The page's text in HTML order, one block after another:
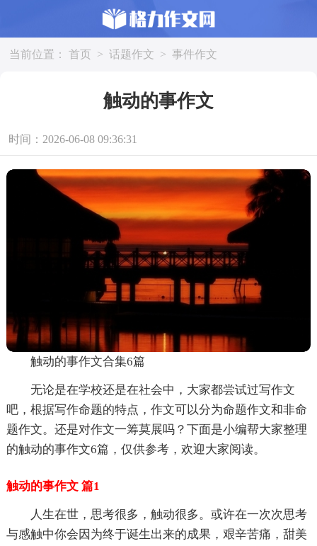
当前位置： 首页 > 话题作文 > 事件作文
触动的事作文
时间：2026-06-08 09:36:31
触动的事作文合集6篇
无论是在学校还是在社会中，大家都尝试过写作文
吧，根据写作命题的特点，作文可以分为命题作文和非命
题作文。还是对作文一筹莫展吗？下面是小编帮大家整理
的触动的事作文6篇，仅供参考，欢迎大家阅读。
触动的事作文 篇1
人生在世，思考很多，触动很多。或许在一次次思考
与感触中你会因为终于诞生出来的成果，艰辛苦痛，甜美